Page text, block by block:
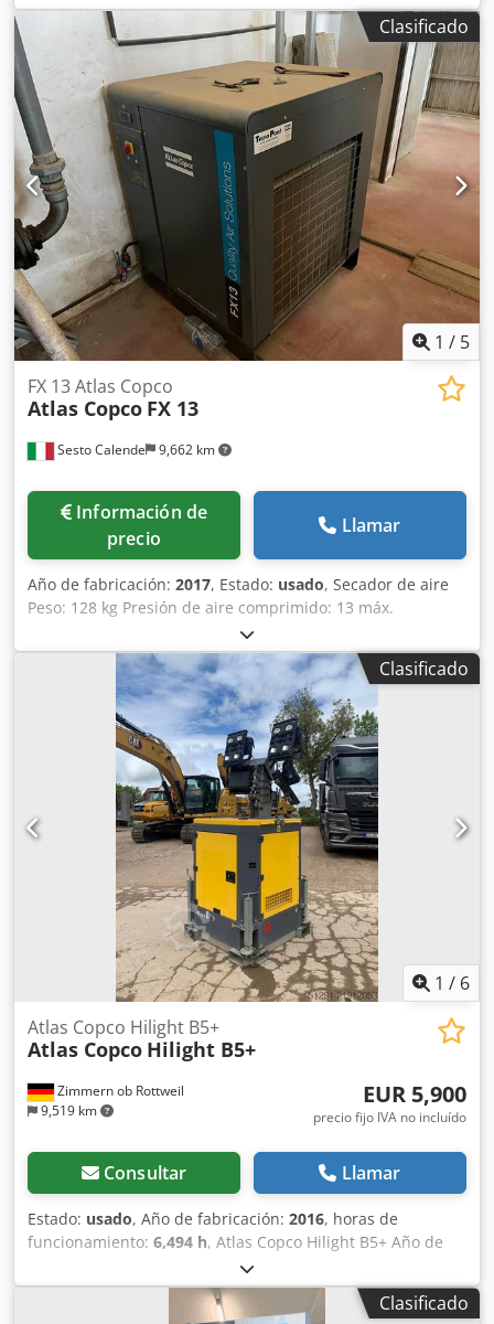
Horas de funcionamiento: 3242 h, año de fabricación:
12/2022 Tomas de corriente: 125-63-32-16 A + DS
Interruptor diferencial de tipo B
Clasificado
1 / 5
Sesto Calende 9,662 km
FX 13 Atlas Copco
Atlas Copco FX 13
Información de
precio
Llamar
Año de fabricación: 2017, Estado: usado, Secador de aire
Peso: 128 kg Presión de aire comprimido: 13 máx.
Temperatura ambiente: 46 °C máx. Cjdpow Da Enefx
Abyorf
Clasificado
1 / 6
Zimmern ob Rottweil
9,519 km
Atlas Copco Hilight B5+
Atlas Copco Hilight B5+
EUR 5,900
precio fijo IVA no incluído
Consultar Llamar
Estado: usado, Año de fabricación: 2016, horas de
funcionamiento: 6,494 h, Atlas Copco Hilight B5+ Año de
fabricación: 2016 Horas de funcionamiento: 6.494 h
Iluminación LED: 4 × 350 W Cobertura de luz: hasta 5.000
m² Crodpjy R Atzefx Abysf Peso: 981 kg
Clasificado